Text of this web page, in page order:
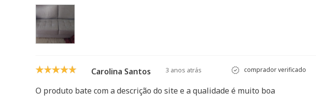
Carolina Santos 3 anos atrás comprador verificado
O produto bate com a descrição do site e a qualidade é muito boa